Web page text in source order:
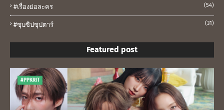
#เรื่องย่อละคร (54)
#ซุบซิปซุปตาร์ (31)
Featured post
#PPKRIT